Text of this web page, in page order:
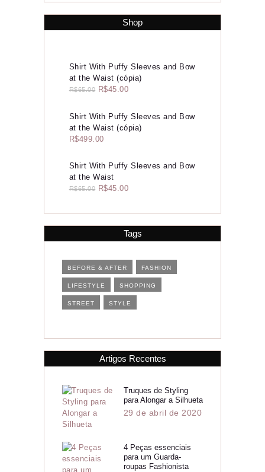
Shop
Shirt With Puffy Sleeves and Bow
at the Waist (cópia)
R$65.00 R$45.00
Shirt With Puffy Sleeves and Bow
at the Waist (cópia)
R$499.00
Shirt With Puffy Sleeves and Bow
at the Waist
R$65.00 R$45.00
Tags
BEFORE & AFTER FASHION
LIFESTYLE SHOPPING
STREET STYLE
Artigos Recentes
Truques de Styling
para Alongar a Silhueta
29 de abril de 2020
4 Peças essenciais
para um Guarda-
roupas Fashionista